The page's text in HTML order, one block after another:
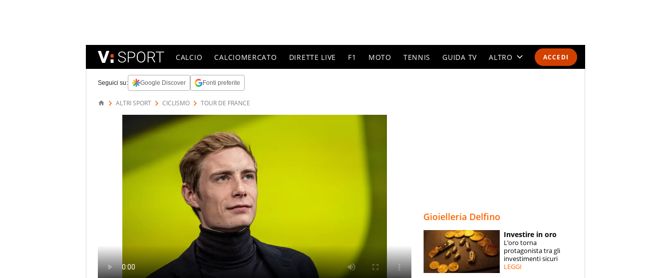
ACCEDI
CALCIO CALCIOMERCATO DIRETTE LIVE F1 MOTO TENNIS GUIDA TV ALTRO
SPECIALI
ESPERTI
Seguici su: Google Discover Fonti preferite
ALTRI SPORT CICLISMO TOUR DE FRANCE
Gioielleria Delfino
Investire in oro
L’oro torna
protagonista tra gli
investimenti sicuri
LEGGI